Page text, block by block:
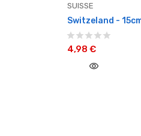
SUISSE
Switzeland -
4,98 €
visibility